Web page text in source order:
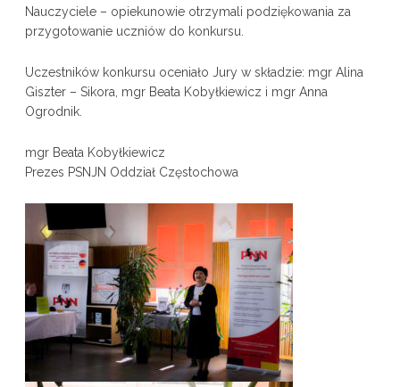
Nauczyciele – opiekunowie otrzymali podziękowania za
przygotowanie uczniów do konkursu.
Uczestników konkursu oceniało Jury w składzie: mgr Alina
Giszter – Sikora, mgr Beata Kobyłkiewicz i mgr Anna
Ogrodnik.
mgr Beata Kobyłkiewicz
Prezes PSNJN Oddział Częstochowa